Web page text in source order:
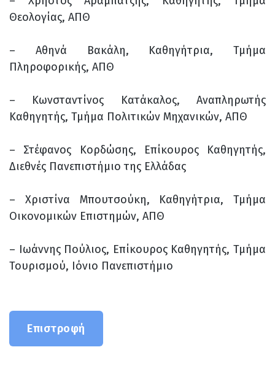
Θεολογίας, ΑΠΘ
– Αθηνά Βακάλη, Καθηγήτρια, Τμήμα
Πληροφορικής, ΑΠΘ
– Κωνσταντίνος Κατάκαλος, Αναπληρωτής
Καθηγητής, Τμήμα Πολιτικών Μηχανικών, ΑΠΘ
– Στέφανος Κορδώσης, Επίκουρος Καθηγητής,
Διεθνές Πανεπιστήμιο της Ελλάδας
– Χριστίνα Μπουτσούκη, Καθηγήτρια, Τμήμα
Οικονομικών Επιστημών, ΑΠΘ
– Ιωάννης Πούλιος, Επίκουρος Καθηγητής, Τμήμα
Τουρισμού, Ιόνιο Πανεπιστήμιο
Επιστροφή